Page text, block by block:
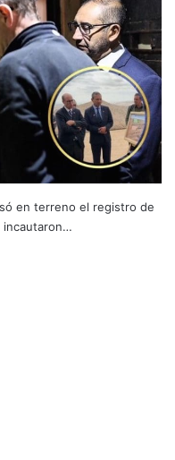
en terreno el registro de
incautaron…